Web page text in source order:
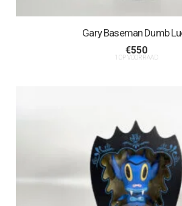
Gary Baseman Dumb
€550
1 OP VOORRAAD